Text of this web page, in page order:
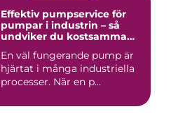
Effektiv pumpservice för
pumpar i industrin – så
undviker du kostsamma
En väl fungerande pump är
hjärtat i många industriella
processer. När en p...